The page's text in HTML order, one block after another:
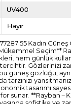
UV400
Hayır
55 Kadın Güneş
Mükemmel Seçim**
hem günlük
Gözlerinizi
güneş gözlüğü,
tarzınızı
tasarımı
sunar. **Rayban –